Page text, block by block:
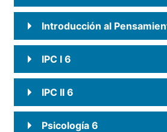
Introducción al
IPC I 6
IPC II 6
Psicología 6